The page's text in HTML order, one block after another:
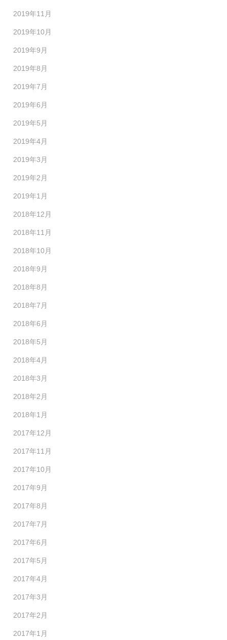
2019年11月
2019年10月
2019年9月
2019年8月
2019年7月
2019年6月
2019年5月
2019年4月
2019年3月
2019年2月
2019年1月
2018年12月
2018年11月
2018年10月
2018年9月
2018年8月
2018年7月
2018年6月
2018年5月
2018年4月
2018年3月
2018年2月
2018年1月
2017年12月
2017年11月
2017年10月
2017年9月
2017年8月
2017年7月
2017年6月
2017年5月
2017年4月
2017年3月
2017年2月
2017年1月